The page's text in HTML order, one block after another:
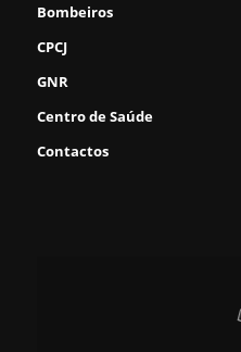
Bombeiros
CPCJ
GNR
Centro de Saúde
Contactos